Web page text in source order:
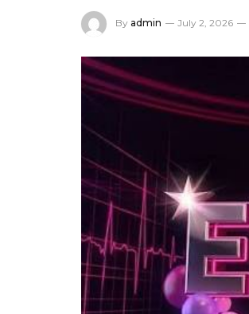
By admin July 2, 2026